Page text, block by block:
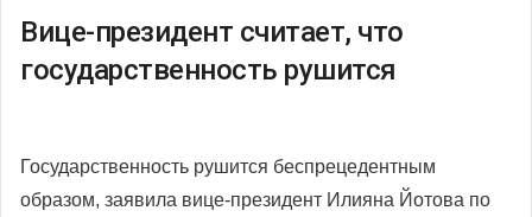
Вице-президент считает, что
государственность рушится
Государственность рушится беспрецедентным
образом, заявила вице-президент Илияна Йотова по